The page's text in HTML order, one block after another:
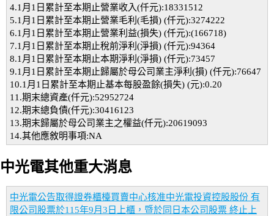
4.1月1日累計至本期止營業收入(仟元):18331512
5.1月1日累計至本期止營業毛利(毛損) (仟元):3274222
6.1月1日累計至本期止營業利益(損失) (仟元):(166718)
7.1月1日累計至本期止稅前淨利(淨損) (仟元):94364
8.1月1日累計至本期止本期淨利(淨損) (仟元):73457
9.1月1日累計至本期止歸屬於母公司業主淨利(損) (仟元):76647
10.1月1日累計至本期止基本每股盈餘(損失) (元):0.20
11.期末總資產(仟元):52952724
12.期末總負債(仟元):30416123
13.期末歸屬於母公司業主之權益(仟元):20619093
14.其他應敘明事項:NA
中光電其他重大消息
中光電公告取得證券櫃檯買賣中心核准中光電投資控股股份 有
限公司股票於115年9月3日上櫃，暨於同日本公司股票 終止上